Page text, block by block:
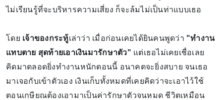
ไม่เรียนรู้ที่จะบริหารความเสี่ยง ก็จะล้มไม่เป็นท่าแบบเธอ
โดย เจ้าของกระทู้เล่าว่า เมื่อก่อนเคยได้ยินคนพูดว่า "ทำงาน
แทบตาย สุดท้ายเอาเงินมารักษาตัว" แต่เธอไม่เคยเชื่อเลย
คิดมาตลอดยิ่งทำงานหนักตอนนี้ อนาคตจะยิ่งสบาย จนเธอ
มาเจอกับเข้าตัวเอง เงินเก็บทั้งหมดที่เคยคิดว่าจะเอาไว้ใช้
ตอนเกษียณต้องเอามาเป็นค่ารักษาตัวจนหมด ชีวิตเหมือน